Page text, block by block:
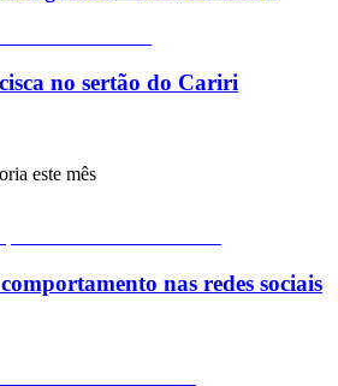
no sertão do Cariri
este mês
nas redes sociais